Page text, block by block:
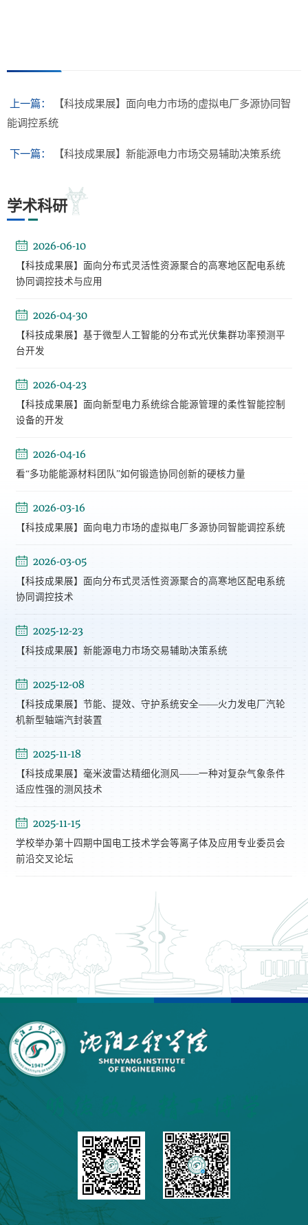
上一篇：
【科技成果展】面向电力市场的虚拟电厂多源协同智
能调控系统
下一篇： 【科技成果展】新能源电力市场交易辅助决策系统
学术科研
2026-06-10
【科技成果展】面向分布式灵活性资源聚合的高寒地区配电系统
协同调控技术与应用
2026-04-30
【科技成果展】基于微型人工智能的分布式光伏集群功率预测平
台开发
2026-04-23
【科技成果展】面向新型电力系统综合能源管理的柔性智能控制
设备的开发
2026-04-16
看“多功能能源材料团队”如何锻造协同创新的硬核力量
2026-03-16
【科技成果展】面向电力市场的虚拟电厂多源协同智能调控系统
2026-03-05
【科技成果展】面向分布式灵活性资源聚合的高寒地区配电系统
协同调控技术
2025-12-23
【科技成果展】新能源电力市场交易辅助决策系统
2025-12-08
【科技成果展】节能、提效、守护系统安全——火力发电厂汽轮
机新型轴端汽封装置
2025-11-18
【科技成果展】毫米波雷达精细化测风——一种对复杂气象条件
适应性强的测风技术
2025-11-15
学校举办第十四期中国电工技术学会等离子体及应用专业委员会
前沿交叉论坛